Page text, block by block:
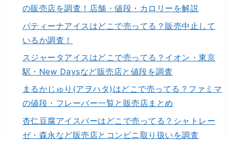
の販売店を調査！店舗・値段・カロリーを解説
パティーナアイスはどこで売ってる？販売中止して
いるか調査！
スジャータアイスはどこで売ってる？イオン・東京
駅・New Daysなど販売店と値段を調査
まるかじゅり(アヲハタ)はどこで売ってる？ファミマ
の値段・フレーバー一覧と販売店まとめ
杏仁豆腐アイスバーはどこで売ってる？シャトレー
ゼ・森永など販売店とコンビニ取り扱いを調査